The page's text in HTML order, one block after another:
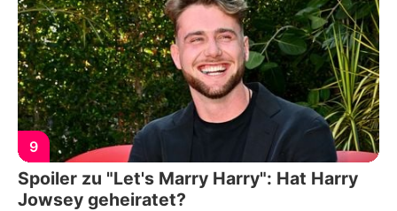
9
Spoiler zu "Let's Marry Harry": Hat Harry
Jowsey geheiratet?